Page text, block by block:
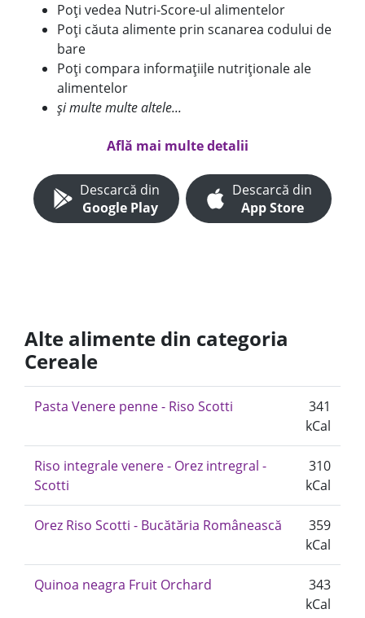
Poți vedea Nutri-Score-ul alimentelor
Poți căuta alimente prin scanarea codului de
bare
Poți compara informațiile nutriționale ale
alimentelor
și multe multe altele...
Află mai multe detalii
Descarcă din
Google Play
Descarcă din
App Store
Alte alimente din categoria
Cereale
Pasta Venere penne - Riso Scotti
341
kCal
Riso integrale venere - Orez intregral -
Scotti
310
kCal
Orez Riso Scotti - Bucătăria Românească
359
kCal
Quinoa neagra Fruit Orchard
343
kCal